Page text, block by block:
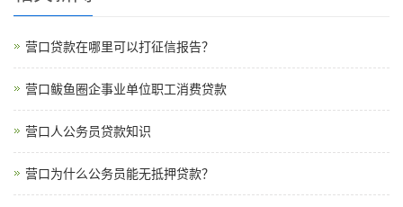
营口贷款在哪里可以打征信报告？
营口鲅鱼圈企事业单位职工消费贷款
营口人公务员贷款知识
营口为什么公务员能无抵押贷款？